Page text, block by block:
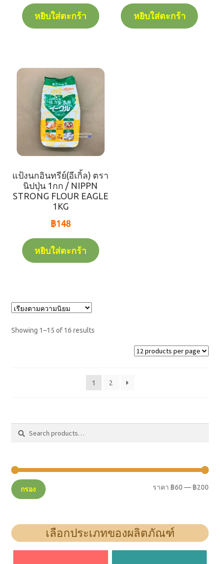
หยิบใส่ตะกร้า หยิบใส่ตะกร้า
แป้งนกอินทรีย์(อีเกิ้ล) ตรา
นิปปุ่น 1กก / NIPPN
STRONG FLOUR EAGLE
1KG
฿148
หยิบใส่ตะกร้า
Showing 1–15 of 16 results
1 2
ค้นหา
กรอง ราคา ฿60 — ฿200
เลือกประเภทของผลิตภัณฑ์